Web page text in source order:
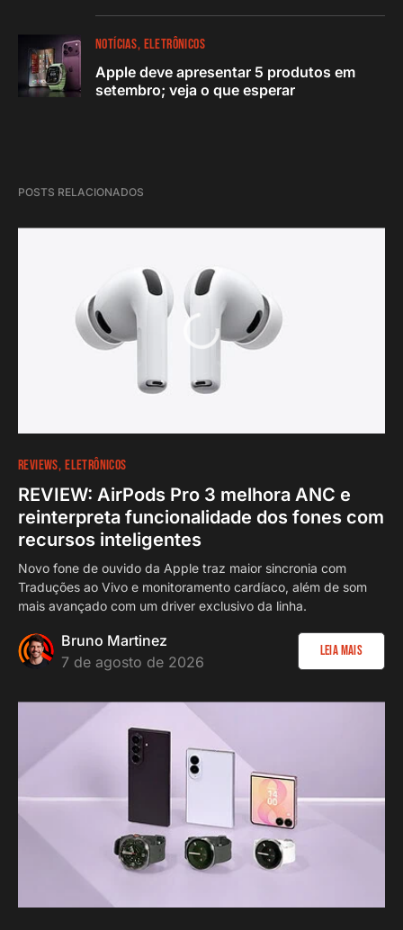
NOTÍCIAS ELETRÔNICOS
Apple deve apresentar 5 produtos em
setembro; veja o que esperar
POSTS RELACIONADOS
REVIEWS ELETRÔNICOS
REVIEW: AirPods Pro 3 melhora ANC e
reinterpreta funcionalidade dos fones com
recursos inteligentes
Novo fone de ouvido da Apple traz maior sincronia com
Traduções ao Vivo e monitoramento cardíaco, além de som
mais avançado com um driver exclusivo da linha.
Bruno Martinez
7 de agosto de 2026
Leia Mais